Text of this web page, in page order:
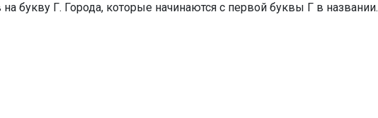
букву Г. Города, которые начинаются с первой буквы Г в названии.